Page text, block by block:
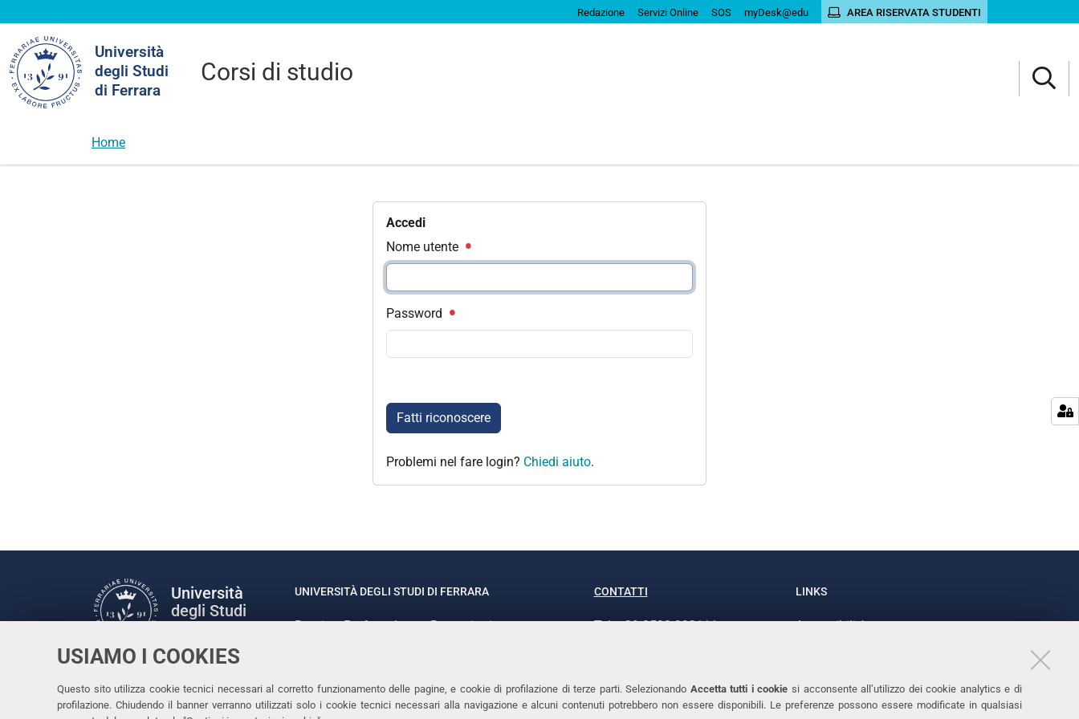
USIAMO I COOKIES
Questo sito utilizza cookie tecnici necessari al corretto funzionamento delle pagine, e cookie di profilazione di terze parti. Selezionando Accetta tutti i cookie si acconsente all’utilizzo dei cookie analytics e di
profilazione. Chiudendo il banner verranno utilizzati solo i cookie tecnici necessari alla navigazione e alcuni contenuti potrebbero non essere disponibili. Le preferenze possono essere modificate in qualsiasi
Redazione Servizi Online SOS myDesk@edu AREA RISERVATA STUDENTI
Università
degli Studi
di Ferrara
Corsi di studio
nel
sito
Home
Accedi
Nome utente
Password
Fatti riconoscere
Problemi nel fare login? Chiedi aiuto.
Università
degli Studi
Facebook
LinkedinInstagram
Youtube
UNIVERSITÀ DEGLI STUDI DI FERRARA
Rettrice: Prof.ssa Laura Ramaciotti
CONTATTI
Tel. +39 0532 293111
LINKS
Accessibilità
Cookies